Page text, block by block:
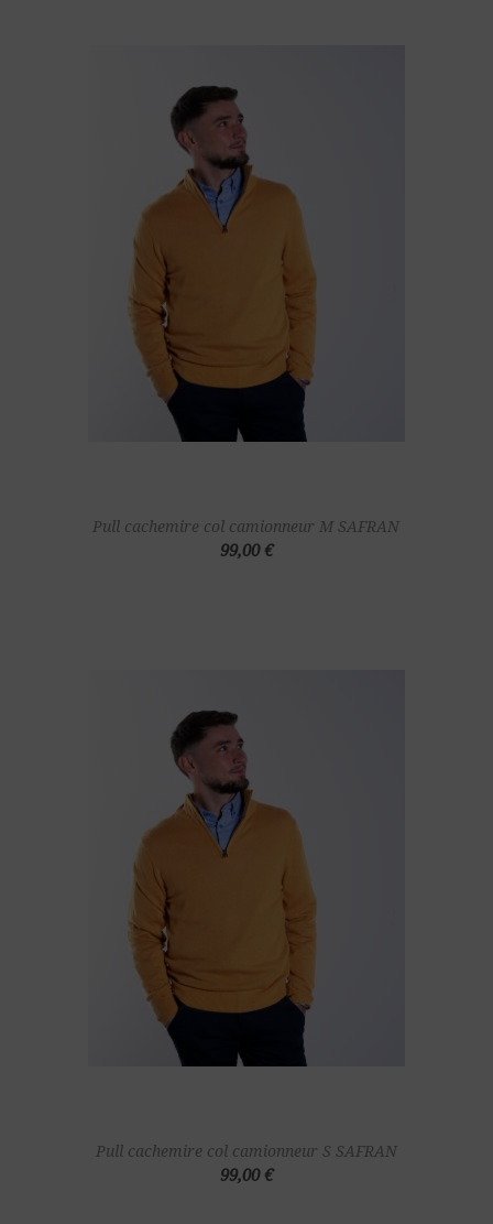
Pull cachemire col camionneur M SAFRAN
99,00 €
Pull cachemire col camionneur S SAFRAN
99,00 €